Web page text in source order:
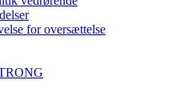
for oversættelse